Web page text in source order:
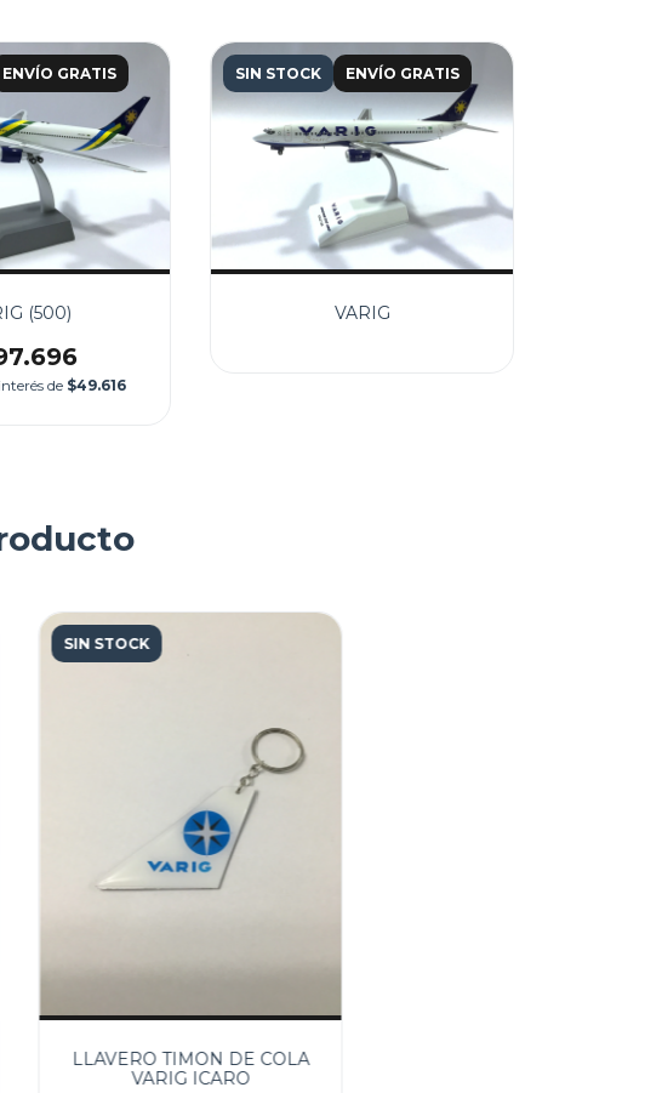
ENVÍO GRATIS
(500)
de $49.616
SIN STOCK ENVÍO GRATIS
VARIG
SIN STOCK
LLAVERO TIMON DE COLA
VARIG ICARO